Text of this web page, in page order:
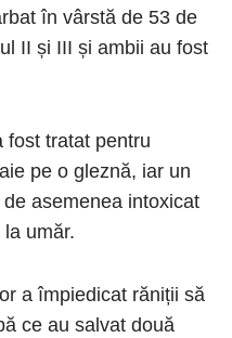
în vârstă de 53 de
II și III și ambii au fost
fost tratat pentru
pe o gleznă, iar un
asemenea intoxicat
umăr.
a împiedicat răniții să
ce au salvat două